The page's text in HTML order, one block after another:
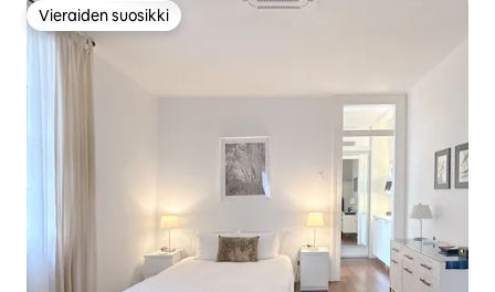
Vieraiden suosikki
Vieraiden suosikki